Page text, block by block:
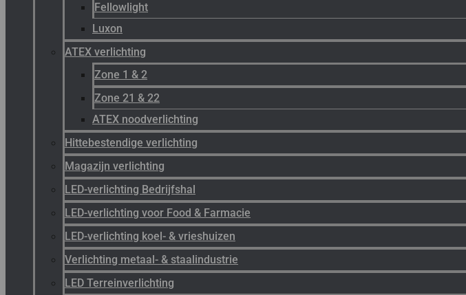
Fellowlight
Luxon
ATEX verlichting
Zone 1 & 2
Zone 21 & 22
ATEX noodverlichting
Hittebestendige verlichting
Magazijn verlichting
LED-verlichting Bedrijfshal
LED-verlichting voor Food & Farmacie
LED-verlichting koel- & vrieshuizen
Verlichting metaal- & staalindustrie
LED Terreinverlichting